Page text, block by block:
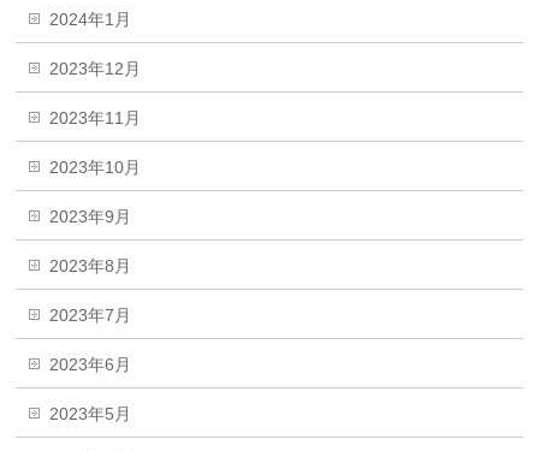
2024年1月
2023年12月
2023年11月
2023年10月
2023年9月
2023年8月
2023年7月
2023年6月
2023年5月